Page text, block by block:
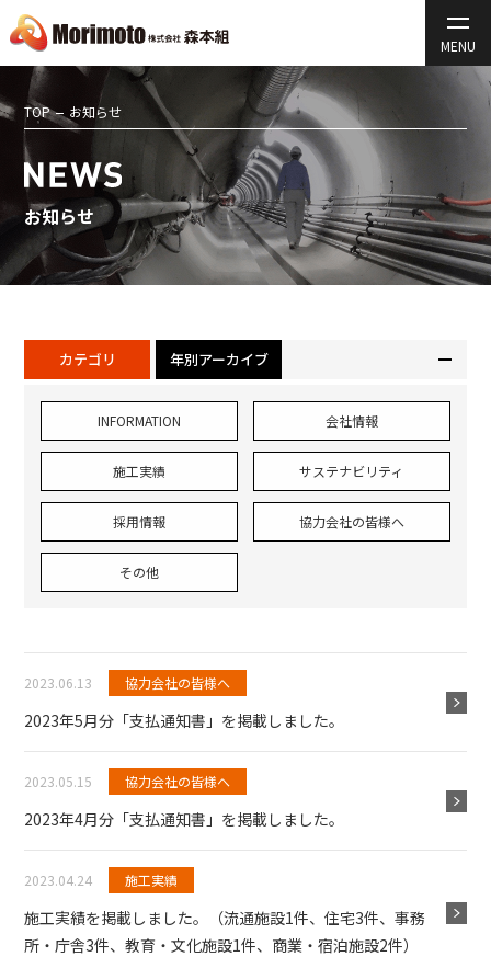
TOP お知らせ
お知らせ
カテゴリ 年別アーカイブ
INFORMATION 会社情報
施工実績 サステナビリティ
採用情報 協力会社の皆様へ
その他
2023.06.13 協力会社の皆様へ
2023年5月分「支払通知書」を掲載しました。
2023.05.15 協力会社の皆様へ
2023年4月分「支払通知書」を掲載しました。
2023.04.24 施工実績
施工実績を掲載しました。（流通施設1件、住宅3件、事務
所・庁舎3件、教育・文化施設1件、商業・宿泊施設2件）